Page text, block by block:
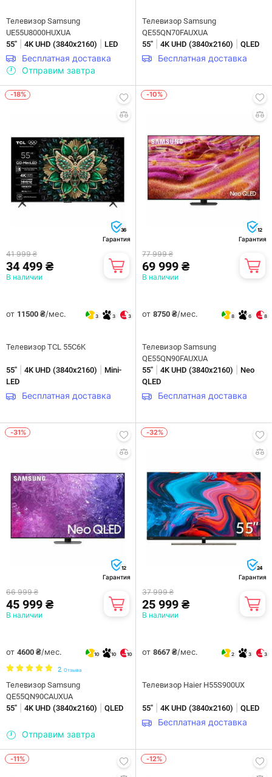
Телевизор Samsung
UE55U8000HUXUA
55"
4K UHD (3840х2160) LED
Бесплатная доставка
Отправим завтра
Телевизор Samsung
QE55QN70FAUXUA
55"
4K UHD (3840х2160) QLED
Бесплатная доставка
-18%
36
Гарантия
41 999 ₴
34 499 ₴
В наличии
от 11500 ₴/мес. 3 3 3
Телевизор TCL 55C6K
55" 4K UHD (3840х2160)
Mini-
LED
Бесплатная доставка
-10%
12
Гарантия
77 999 ₴
69 999 ₴
В наличии
от 8750 ₴/мес. 8 6 8
Телевизор Samsung
QE55QN90FAUXUA
55"
4K UHD (3840х2160)
Neo
QLED
Бесплатная доставка
-31%
12
Гарантия
66 999 ₴
45 999 ₴
В наличии
от 4600 ₴/мес. 10 10 10
2 Отзыва
Телевизор Samsung
QE55QN90CAUXUA
55"
4K UHD (3840х2160) QLED
Отправим завтра
-32%
24
Гарантия
37 999 ₴
25 999 ₴
В наличии
от 8667 ₴/мес. 2 3 3
Телевизор Haier H55S900UX
55" 4K UHD (3840х2160) QLED
Бесплатная доставка
-11% -12%